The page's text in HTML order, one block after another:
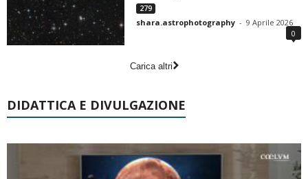
279
shara.astrophotography - 9 Aprile 2026
0
Carica altri
DIDATTICA E DIVULGAZIONE